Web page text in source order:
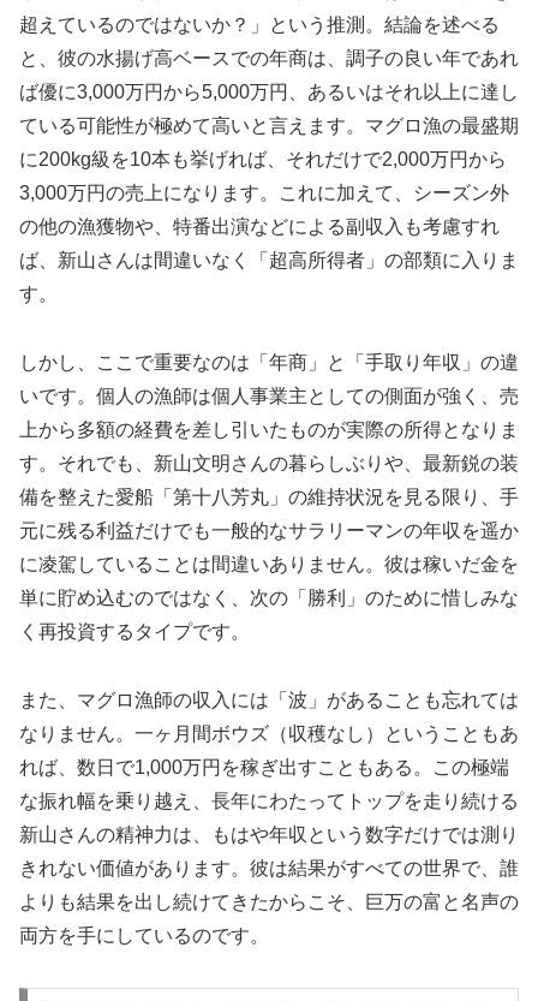
超えているのではないか？」という推測。結論を述べる
と、彼の水揚げ高ベースでの年商は、調子の良い年であれ
ば優に3,000万円から5,000万円、あるいはそれ以上に達し
ている可能性が極めて高いと言えます。マグロ漁の最盛期
に200kg級を10本も挙げれば、それだけで2,000万円から
3,000万円の売上になります。これに加えて、シーズン外
の他の漁獲物や、特番出演などによる副収入も考慮すれ
ば、新山さんは間違いなく「超高所得者」の部類に入りま
す。
しかし、ここで重要なのは「年商」と「手取り年収」の違
いです。個人の漁師は個人事業主としての側面が強く、売
上から多額の経費を差し引いたものが実際の所得となりま
す。それでも、新山文明さんの暮らしぶりや、最新鋭の装
備を整えた愛船「第十八芳丸」の維持状況を見る限り、手
元に残る利益だけでも一般的なサラリーマンの年収を遥か
に凌駕していることは間違いありません。彼は稼いだ金を
単に貯め込むのではなく、次の「勝利」のために惜しみな
く再投資するタイプです。
また、マグロ漁師の収入には「波」があることも忘れては
なりません。一ヶ月間ボウズ（収穫なし）ということもあ
れば、数日で1,000万円を稼ぎ出すこともある。この極端
な振れ幅を乗り越え、長年にわたってトップを走り続ける
新山さんの精神力は、もはや年収という数字だけでは測り
きれない価値があります。彼は結果がすべての世界で、誰
よりも結果を出し続けてきたからこそ、巨万の富と名声の
両方を手にしているのです。